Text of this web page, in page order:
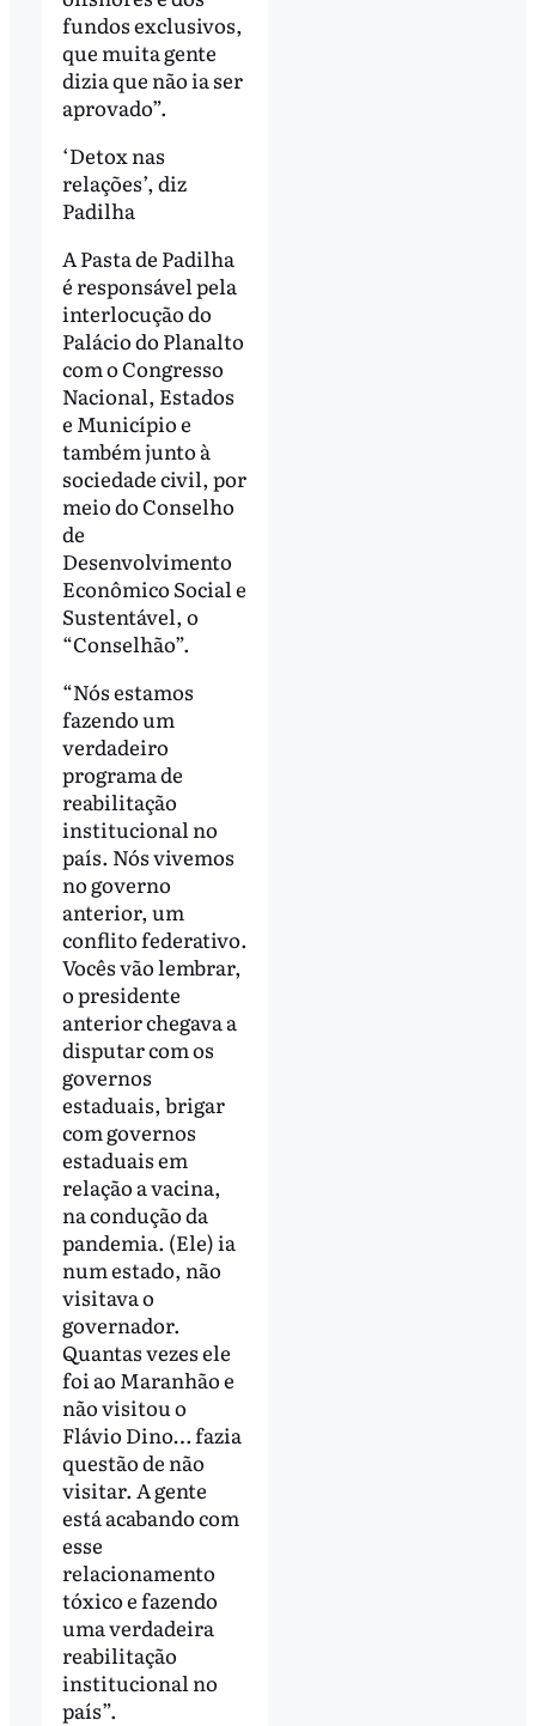
fundos exclusivos,
que muita gente
dizia que não ia ser
aprovado”.
‘Detox nas
relações’, diz
Padilha
A Pasta de Padilha
é responsável pela
interlocução do
Palácio do Planalto
com o Congresso
Nacional, Estados
e Município e
também junto à
sociedade civil, por
meio do Conselho
de
Desenvolvimento
Econômico Social e
Sustentável, o
“Conselhão”.
“Nós estamos
fazendo um
verdadeiro
programa de
reabilitação
institucional no
país. Nós vivemos
no governo
anterior, um
conflito federativo.
Vocês vão lembrar,
o presidente
anterior chegava a
disputar com os
governos
estaduais, brigar
com governos
estaduais em
relação a vacina,
na condução da
pandemia. (Ele) ia
num estado, não
visitava o
governador.
Quantas vezes ele
foi ao Maranhão e
não visitou o
Flávio Dino… fazia
questão de não
visitar. A gente
está acabando com
esse
relacionamento
tóxico e fazendo
uma verdadeira
reabilitação
institucional no
país”.